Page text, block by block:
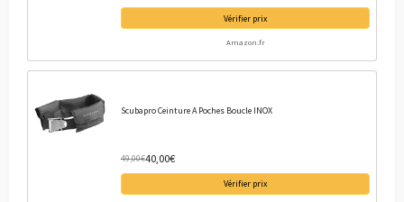
Vérifier prix
Amazon.fr
Scubapro Ceinture A Poches Boucle INOX
49,00€40,00€
Vérifier prix